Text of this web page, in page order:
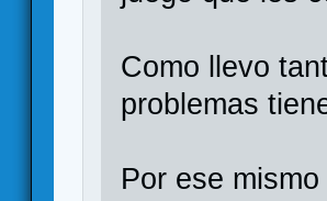
Como llevo
problemas
Por ese